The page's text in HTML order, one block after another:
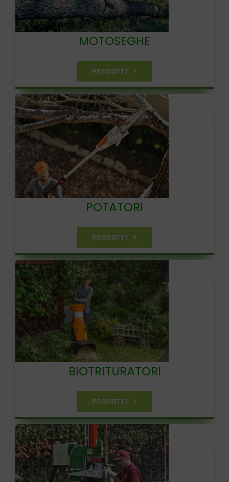
CARRELLO
MOTOSEGHE
PRODOTTI
POTATORI
PRODOTTI
BIOTRITURATORI
PRODOTTI